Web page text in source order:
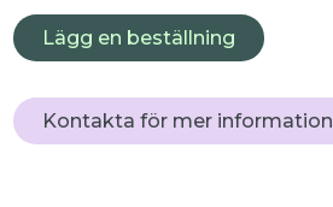
Lägg en beställning
Kontakta för mer information